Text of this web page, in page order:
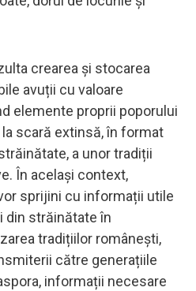
crearea și stocarea
avuții cu valoare
elemente proprii poporului
scară extinsă, în format
a unor tradiții
În același context,
sprijini cu informații utile
din străinătate în
tradițiilor românești,
către generațiile
informații necesare